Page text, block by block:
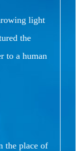
light
the
to a human
the place of